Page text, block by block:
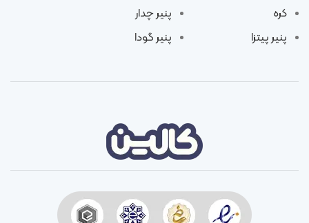
کره
پنیر پیتزا
پنیر چدار
پنیر گودا